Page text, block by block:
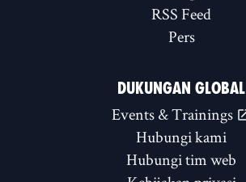
RSS Feed
Pers
DUKUNGAN GLOBAL
Events & Trainings
Hubungi kami
Hubungi tim web